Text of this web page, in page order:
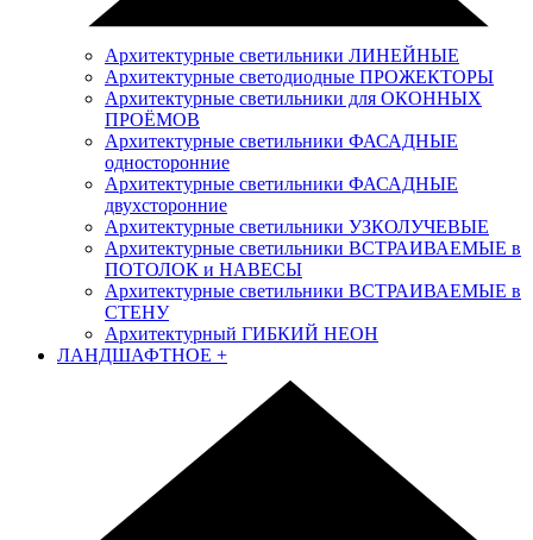
Архитектурные светильники ЛИНЕЙНЫЕ
Архитектурные светодиодные ПРОЖЕКТОРЫ
Архитектурные светильники для ОКОННЫХ
ПРОЁМОВ
Архитектурные светильники ФАСАДНЫЕ
односторонние
Архитектурные светильники ФАСАДНЫЕ
двухсторонние
Архитектурные светильники УЗКОЛУЧЕВЫЕ
Архитектурные светильники ВСТРАИВАЕМЫЕ в
ПОТОЛОК и НАВЕСЫ
Архитектурные светильники ВСТРАИВАЕМЫЕ в
СТЕНУ
Архитектурный ГИБКИЙ НЕОН
ЛАНДШАФТНОЕ +